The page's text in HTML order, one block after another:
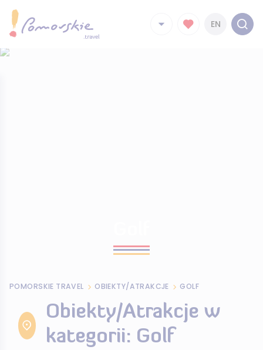
EN
POMORSKIE TRAVEL OBIEKTY/ATRAKCJE GOLF
Obiekty/Atrakcje w
kategorii: Golf